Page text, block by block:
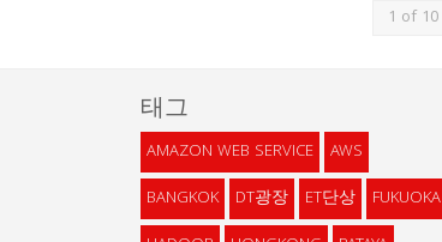
1 of 10
태그
AMAZON WEB SERVICE
AWS
BANGKOK
DT광장 ET단상
FUKUOKA